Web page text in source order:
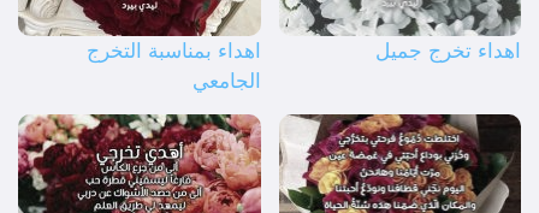
اهداء تخرج جميل
اهداء بمناسبة التخرج
الجامعي